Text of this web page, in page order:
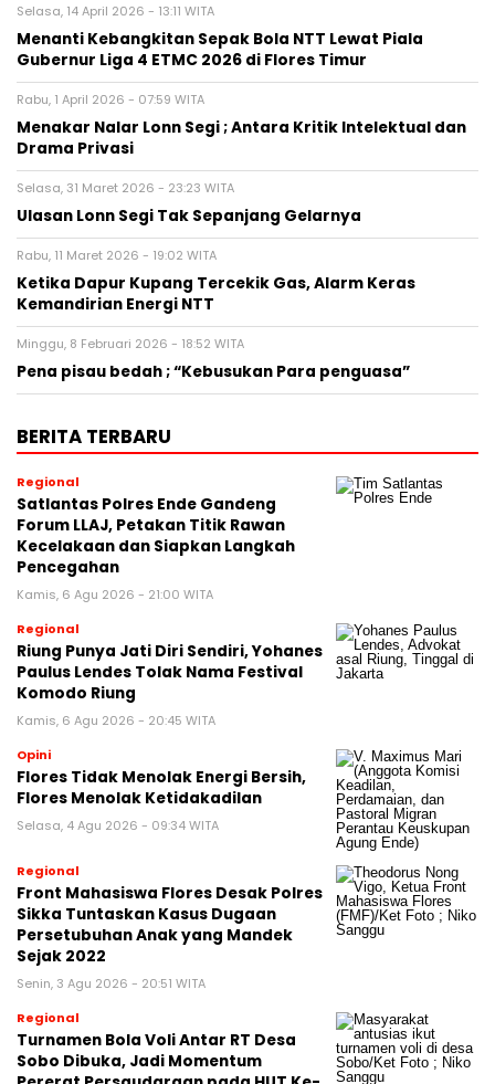
Selasa, 14 April 2026 - 13:11 WITA
Menanti Kebangkitan Sepak Bola NTT Lewat Piala
Gubernur Liga 4 ETMC 2026 di Flores Timur
Rabu, 1 April 2026 - 07:59 WITA
Menakar Nalar Lonn Segi ; Antara Kritik Intelektual dan
Drama Privasi
Selasa, 31 Maret 2026 - 23:23 WITA
Ulasan Lonn Segi Tak Sepanjang Gelarnya
Rabu, 11 Maret 2026 - 19:02 WITA
Ketika Dapur Kupang Tercekik Gas, Alarm Keras
Kemandirian Energi NTT
Minggu, 8 Februari 2026 - 18:52 WITA
Pena pisau bedah ; “Kebusukan Para penguasa”
BERITA TERBARU
Regional
Satlantas Polres Ende Gandeng
Forum LLAJ, Petakan Titik Rawan
Kecelakaan dan Siapkan Langkah
Pencegahan
Kamis, 6 Agu 2026 - 21:00 WITA
Regional
Riung Punya Jati Diri Sendiri, Yohanes
Paulus Lendes Tolak Nama Festival
Komodo Riung
Kamis, 6 Agu 2026 - 20:45 WITA
Opini
Flores Tidak Menolak Energi Bersih,
Flores Menolak Ketidakadilan
Selasa, 4 Agu 2026 - 09:34 WITA
Regional
Front Mahasiswa Flores Desak Polres
Sikka Tuntaskan Kasus Dugaan
Persetubuhan Anak yang Mandek
Sejak 2022
Senin, 3 Agu 2026 - 20:51 WITA
Regional
Turnamen Bola Voli Antar RT Desa
Sobo Dibuka, Jadi Momentum